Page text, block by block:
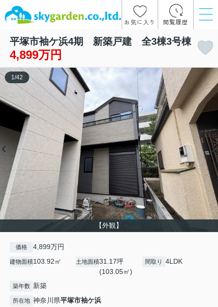
お気に入り 閲覧履歴
平塚市袖ケ浜4期 新築戸建 全3棟3号棟
4,899万円
【外観】
1 /42
価格 4,899万円
建物面積103.92㎡ 土地面積31.17坪
(103.05㎡)
間取り 4LDK
築年数 新築
所在地 神奈川県平塚市袖ケ浜